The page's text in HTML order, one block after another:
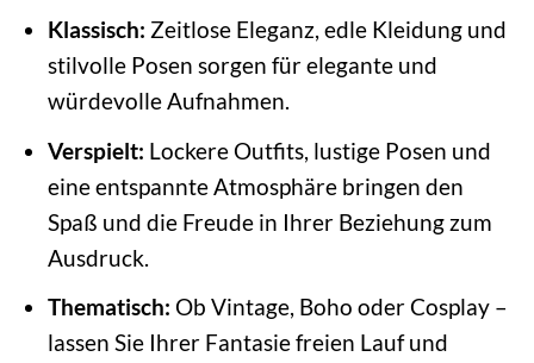
Klassisch: Zeitlose Eleganz, edle Kleidung und
stilvolle Posen sorgen für elegante und
würdevolle Aufnahmen.
Verspielt: Lockere Outfits, lustige Posen und
eine entspannte Atmosphäre bringen den
Spaß und die Freude in Ihrer Beziehung zum
Ausdruck.
Thematisch: Ob Vintage, Boho oder Cosplay –
lassen Sie Ihrer Fantasie freien Lauf und